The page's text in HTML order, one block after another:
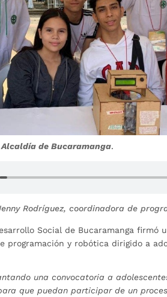
de Bucaramanga.
Rodríguez, coordinadora de
Social de Bucaramanga firmó
programación y robótica dirigido a
una convocatoria a
que puedan participar de un